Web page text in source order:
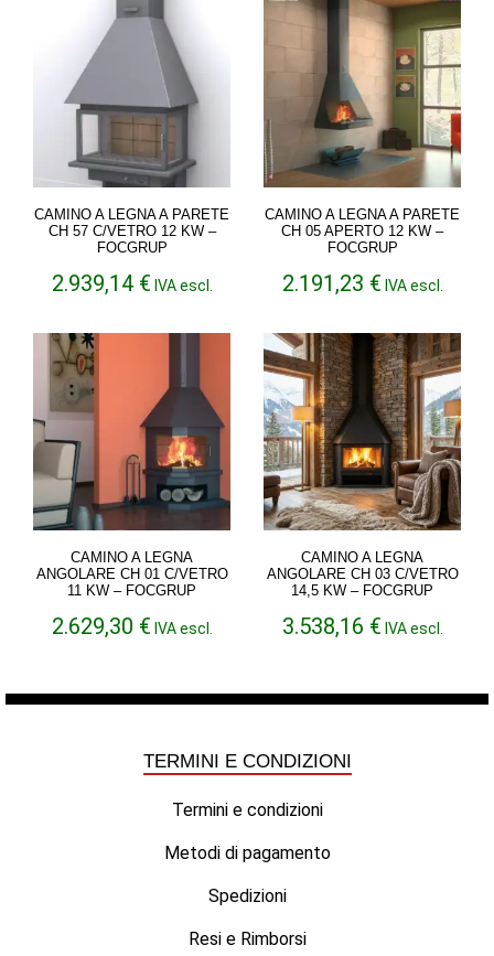
CAMINO A LEGNA A PARETE
CH 57 C/VETRO 12 KW –
FOCGRUP
2.939,14 € IVA escl.
CAMINO A LEGNA A PARETE
CH 05 APERTO 12 KW –
FOCGRUP
2.191,23 € IVA escl.
CAMINO A LEGNA
ANGOLARE CH 01 C/VETRO
11 KW – FOCGRUP
2.629,30 € IVA escl.
CAMINO A LEGNA
ANGOLARE CH 03 C/VETRO
14,5 KW – FOCGRUP
3.538,16 € IVA escl.
TERMINI E CONDIZIONI
Termini e condizioni
Metodi di pagamento
Spedizioni
Resi e Rimborsi